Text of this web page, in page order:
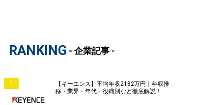
RANKING - 企業記事 -
1
【キーエンス】平均年収2182万円｜年収推
移・業界・年代・役職別など徹底解説！